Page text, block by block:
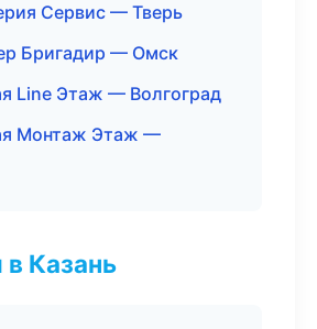
Сервис — Тверь
Бригадир — Омск
Line Этаж — Волгоград
Монтаж Этаж —
Казань